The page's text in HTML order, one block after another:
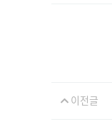
이전글